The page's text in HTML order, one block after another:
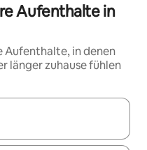
Aufenthalte in
Aufenthalte, in denen
länger zuhause fühlen
navigiere mit den